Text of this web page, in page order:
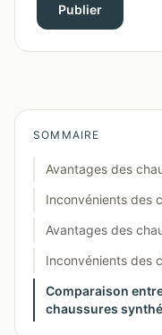
Publier
SOMMAIRE
Avantages des
Inconvénients des
Avantages des
Inconvénients des
Comparaison
chaussures